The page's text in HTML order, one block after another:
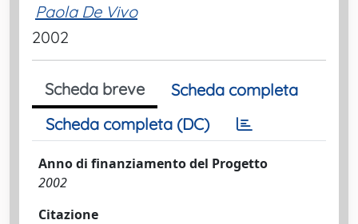
Paola De Vivo
2002
Scheda breve
Scheda completa
Scheda completa (DC)
Anno di finanziamento del Progetto
2002
Citazione